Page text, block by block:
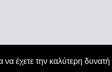
έχετε την καλύτερη